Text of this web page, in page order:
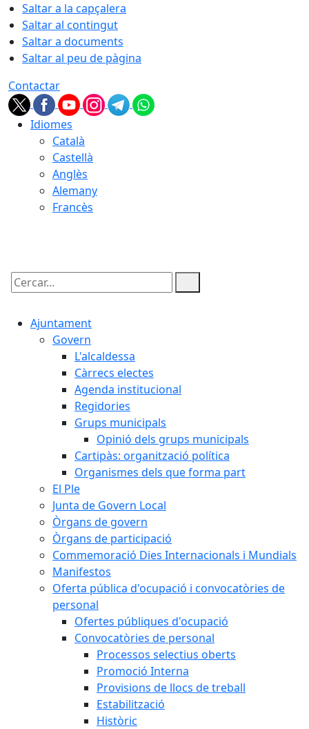
Saltar a la capçalera
Saltar al contingut
Saltar a documents
Saltar al peu de pàgina
Contactar
Idiomes
Català
Castellà
Anglès
Alemany
Francès
Cercar:
Ajuntament
Govern
L'alcaldessa
Càrrecs electes
Agenda institucional
Regidories
Grups municipals
Opinió dels grups municipals
Cartipàs: organització política
Organismes dels que forma part
El Ple
Junta de Govern Local
Òrgans de govern
Òrgans de participació
Commemoració Dies Internacionals i Mundials
Manifestos
Oferta pública d'ocupació i convocatòries de
personal
Ofertes públiques d'ocupació
Convocatòries de personal
Processos selectius oberts
Promoció Interna
Provisions de llocs de treball
Estabilització
Històric